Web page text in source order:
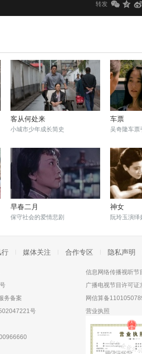
转发
客从何处来
小城市少年成长简史
车票
吴奇隆车票
早春二月
保守社会的爱情悲剧
神女
阮玲玉演
行 媒体关注 合作专区 隐私声明
务备案
号
信息网络传播视听
广播电视节目许可证
网信算备
营业执照